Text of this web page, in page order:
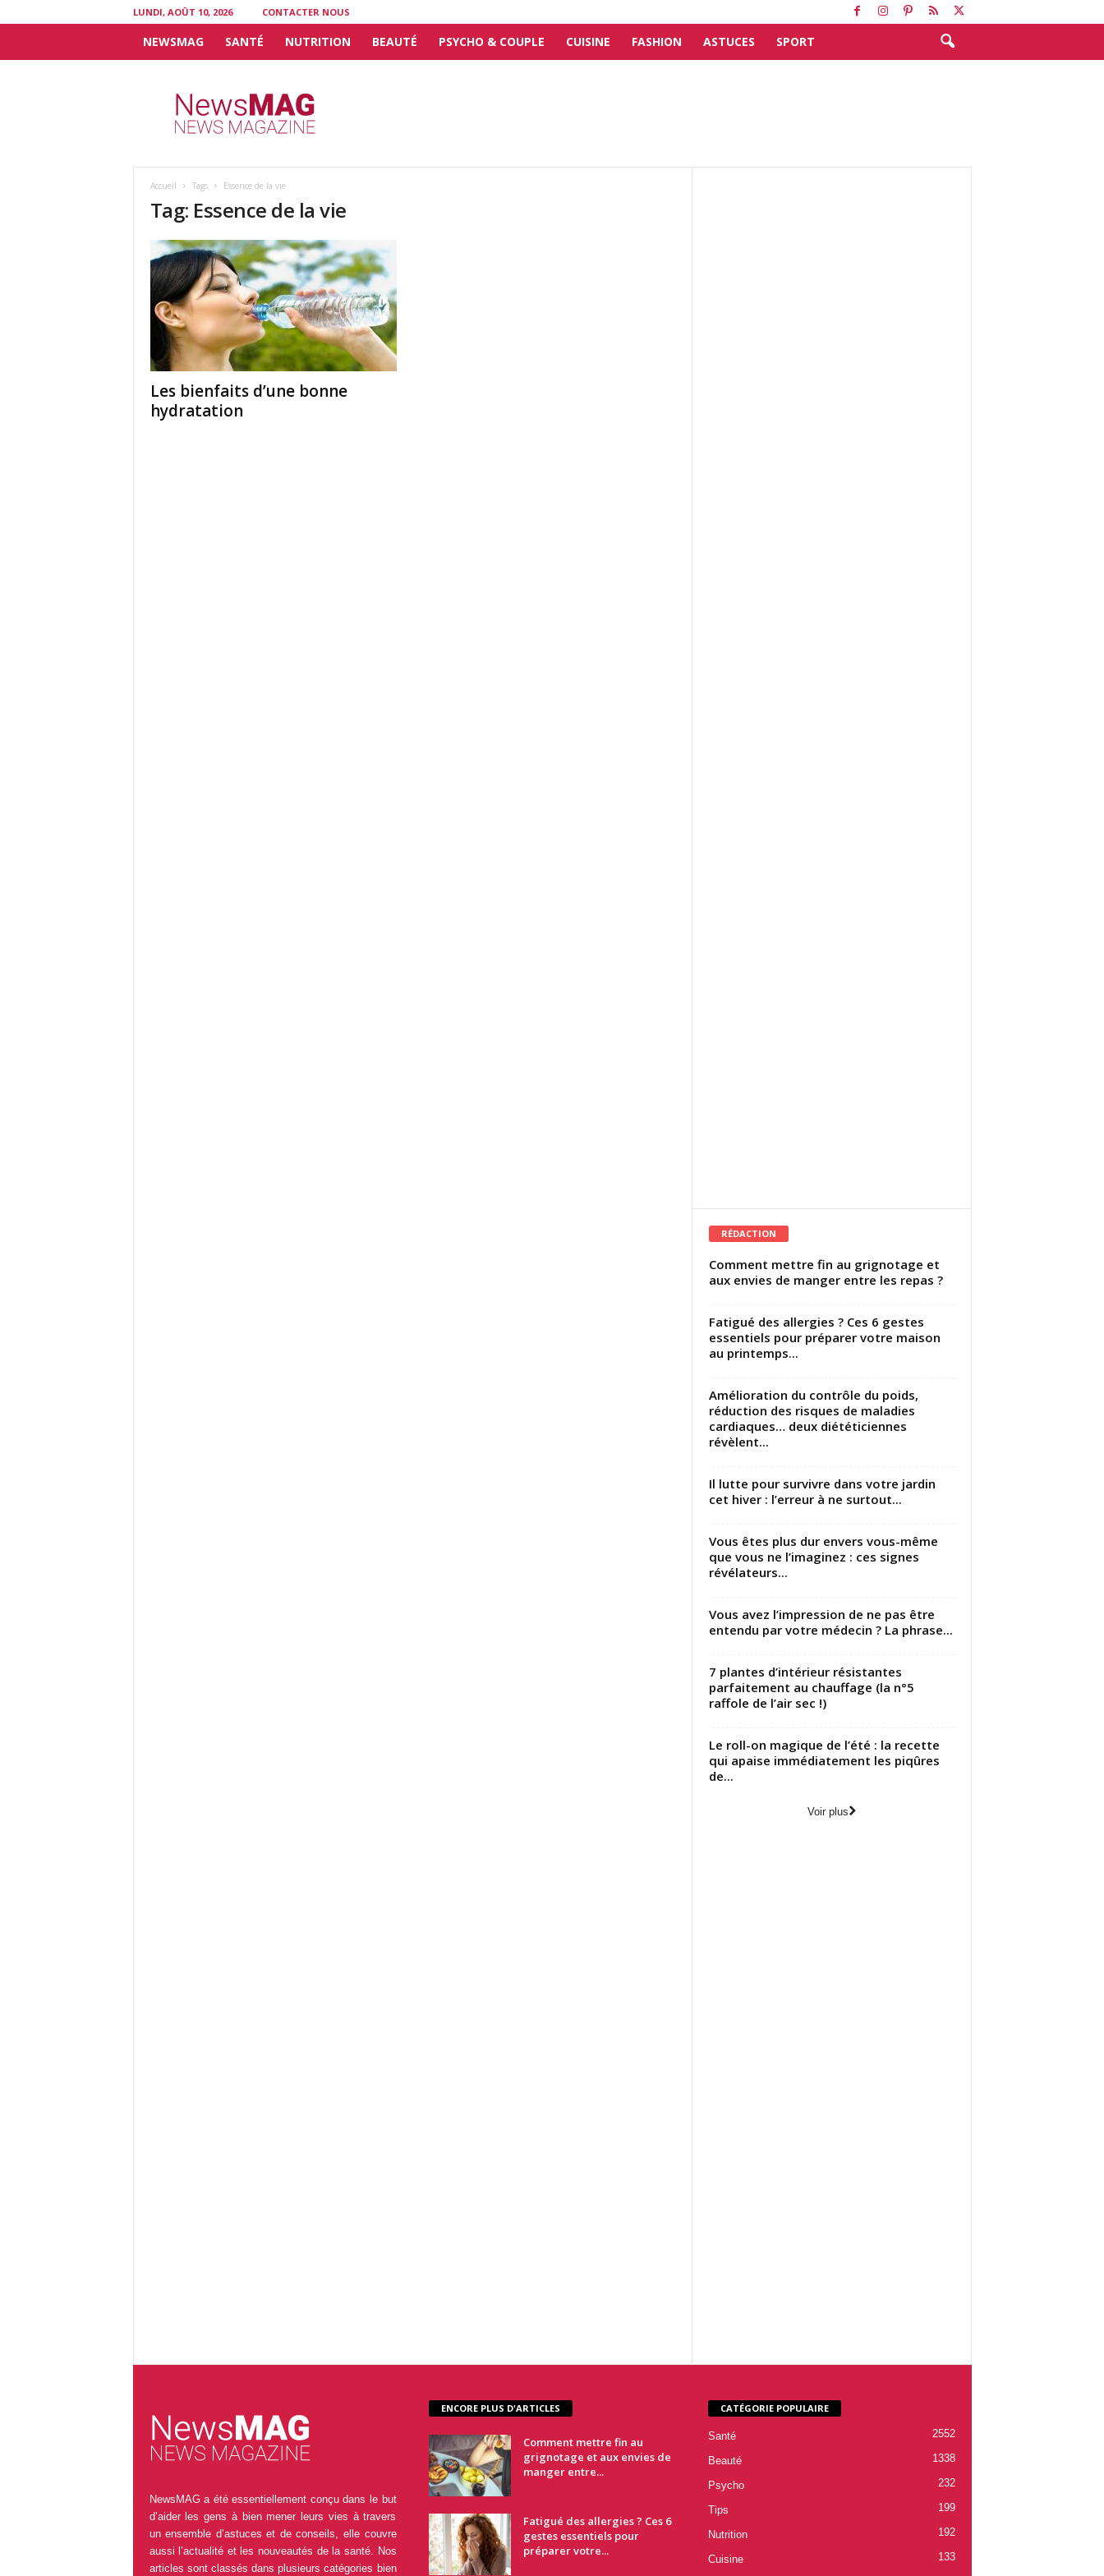
LUNDI, AOÛT 10, 2026 CONTACTER NOUS
NEWSMAG SANTÉ NUTRITION BEAUTÉ PSYCHO & COUPLE CUISINE FASHION ASTUCES SPORT
Accueil Tags Essence de la vie
Tag: Essence de la vie
Les bienfaits d’une bonne
hydratation
RÉDACTION
Comment mettre fin au grignotage et
aux envies de manger entre les repas ?
Fatigué des allergies ? Ces 6 gestes
essentiels pour préparer votre maison
au printemps...
Amélioration du contrôle du poids,
réduction des risques de maladies
cardiaques… deux diététiciennes
révèlent...
Il lutte pour survivre dans votre jardin
cet hiver : l’erreur à ne surtout...
Vous êtes plus dur envers vous-même
que vous ne l’imaginez : ces signes
révélateurs...
Vous avez l’impression de ne pas être
entendu par votre médecin ? La phrase...
7 plantes d’intérieur résistantes
parfaitement au chauffage (la n°5
raffole de l’air sec !)
Le roll-on magique de l’été : la recette
qui apaise immédiatement les piqûres
de...
Voir plus
NewsMAG a été essentiellement conçu dans le but
d’aider les gens à bien mener leurs vies à travers
un ensemble d’astuces et de conseils, elle couvre
aussi l’actualité et les nouveautés de la santé. Nos
articles sont classés dans plusieurs catégories bien
ENCORE PLUS D'ARTICLES
Comment mettre fin au
grignotage et aux envies de
manger entre...
Fatigué des allergies ? Ces 6
gestes essentiels pour
préparer votre...
CATÉGORIE POPULAIRE
Santé 2552
Beauté 1338
Psycho 232
Tips 199
Nutrition 192
Cuisine
133